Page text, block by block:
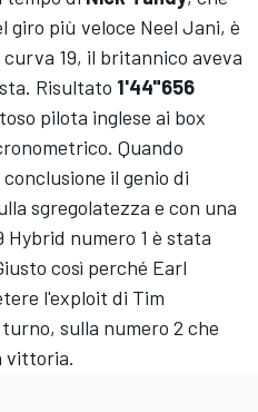
più veloce Neel Jani, è
19, il britannico aveva
Risultato 1'44"656
pilota inglese ai box
Quando
il genio di
sgregolatezza e con una
Hybrid numero 1 è stata
così perché Earl
l'exploit di Tim
sulla numero 2 che
vittoria.